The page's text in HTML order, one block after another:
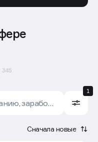
345
1
Сначала новые